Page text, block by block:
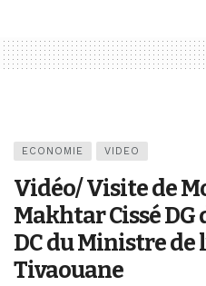
ECONOMIE VIDEO
Vidéo/ Visite de
Makhtar Cissé DG
DC du Ministre de
Tivaouane